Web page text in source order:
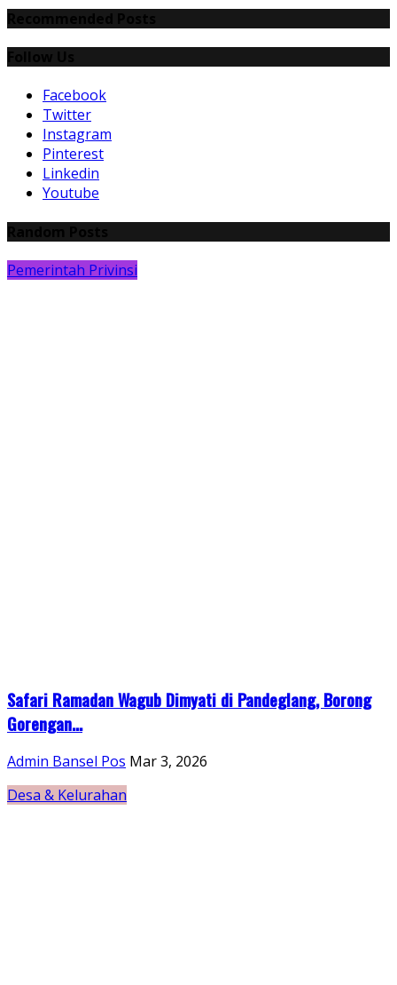
Facebook
Twitter
Instagram
Pinterest
Linkedin
Youtube
Pemerintah Privinsi
Safari Ramadan Wagub Dimyati di Pandeglang, Borong
Gorengan...
Admin Bansel Pos Mar 3, 2026
Desa & Kelurahan